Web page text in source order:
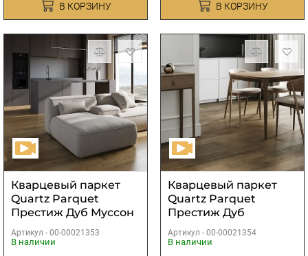
В КОРЗИНУ В КОРЗИНУ
Кварцевый паркет
Quartz Parquet
Престиж Дуб Муссон
Артикул - 00-00021353
В наличии
Кварцевый паркет
Quartz Parquet
Престиж Дуб
Артикул - 00-00021354
В наличии